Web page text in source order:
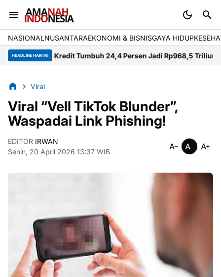
NASIONALNUSANTARAEKONOMI & BISNISGAYA HIDUP
HEADLINE HARI INI
Kredit Tumbuh 24,4 Persen Jadi Rp968,5 TriliunPolisi
Viral
Viral “Vell TikTok Blunder”,
Waspadai Link Phishing!
EDITOR IRWAN
Senin, 20 April 2026 13:37 WIB